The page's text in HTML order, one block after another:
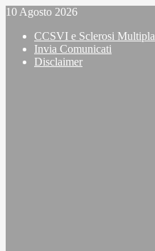
Vai
contenuto
10 Agosto 2026
CCSVI e Sclerosi Multipla
Invia Comunicati
Disclaimer